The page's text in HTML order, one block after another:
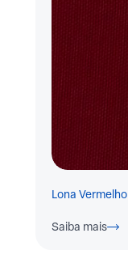
Lona Vermelho
Saiba mais